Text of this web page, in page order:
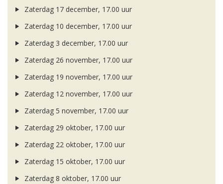
Zaterdag 17 december, 17.00 uur
Zaterdag 10 december, 17.00 uur
Zaterdag 3 december, 17.00 uur
Zaterdag 26 november, 17.00 uur
Zaterdag 19 november, 17.00 uur
Zaterdag 12 november, 17.00 uur
Zaterdag 5 november, 17.00 uur
Zaterdag 29 oktober, 17.00 uur
Zaterdag 22 oktober, 17.00 uur
Zaterdag 15 oktober, 17.00 uur
Zaterdag 8 oktober, 17.00 uur